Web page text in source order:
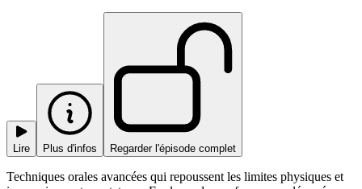
Lire Plus d'infos Regarder l'épisode complet
Techniques orales avancées qui repoussent les limites physiques et